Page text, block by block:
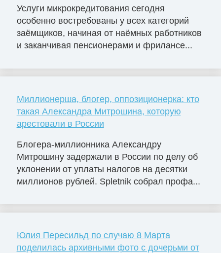
Услуги микрокредитования сегодня
особенно востребованы у всех категорий
заёмщиков, начиная от наёмных работников
и заканчивая пенсионерами и фрилансе...
Миллионерша, блогер, оппозиционерка: кто
такая Александра Митрошина, которую
арестовали в России
Блогера-миллионника Александру
Митрошину задержали в России по делу об
уклонении от уплаты налогов на десятки
миллионов рублей. Spletnik собрал профа...
Юлия Пересильд по случаю 8 Марта
поделилась архивными фото с дочерьми от